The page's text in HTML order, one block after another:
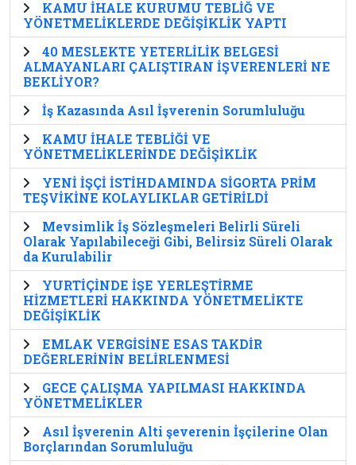
KAMU İHALE KURUMU TEBLİĞ VE
YÖNETMELİKLERDE DEĞİŞİKLİK YAPTI
40 MESLEKTE YETERLİLİK BELGESİ
ALMAYANLARI ÇALIŞTIRAN İŞVERENLERİ NE
BEKLİYOR?
İş Kazasında Asıl İşverenin Sorumluluğu
KAMU İHALE TEBLİĞİ VE
YÖNETMELİKLERİNDE DEĞİŞİKLİK
YENİ İŞÇİ İSTİHDAMINDA SİGORTA PRİM
TEŞVİKİNE KOLAYLIKLAR GETİRİLDİ
Mevsimlik İş Sözleşmeleri Belirli Süreli
Olarak Yapılabileceği Gibi, Belirsiz Süreli Olarak
da Kurulabilir
YURTİÇİNDE İŞE YERLEŞTİRME
HİZMETLERİ HAKKINDA YÖNETMELİKTE
DEĞİŞİKLİK
EMLAK VERGİSİNE ESAS TAKDİR
DEĞERLERİNİN BELİRLENMESİ
GECE ÇALIŞMA YAPILMASI HAKKINDA
YÖNETMELİKLER
Asıl İşverenin Alti şeverenin İşçilerine Olan
Borçlarından Sorumluluğu